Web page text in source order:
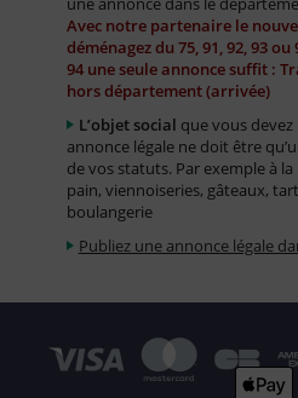
Avec notre partenaire le
déménagez du 75, 91, 92, 93 ou
94 une seule annonce suffit :
hors département (arrivée)
L’objet social que vous
annonce légale ne doit être
de vos statuts. Par exemple à
pain, viennoiseries, gâteaux,
boulangerie
Publiez une annonce légale